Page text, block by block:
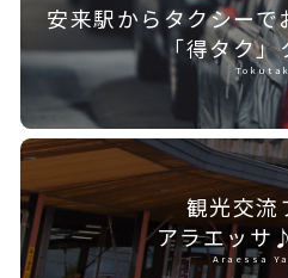
安来駅からタクシーで
「得タク
観光交流
アラエッサ
Araessa